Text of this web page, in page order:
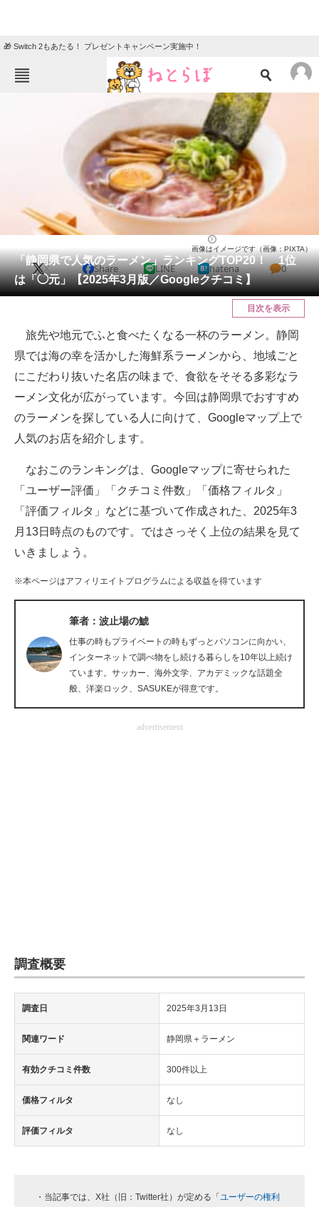
🎁 Switch 2もあたる！ プレゼントキャンペーン実施中！
クイズ
地域
教育・育児
会員記事
メディア
ITの今と未来を見通す
スマホと通信の最新トレンド
進化するPCとデバイスの未来
好きが集まる 比べて選べる
ビジネスと働き方のヒント
企業ITのトレンドを詳説
ITエンジニア向け専門サイト
企業向けIT製品の総合サイト
IT製品の技術・比較・事例
「静岡県で人気のラーメン」ランキングTOP20！ 1位
は「◯元」【2025年3月版／Googleクチコミ】
画像はイメージです（画像：PIXTA）
X Share LINE hatena 0
目次を表示
旅先や地元でふと食べたくなる一杯のラーメン。静岡
県では海の幸を活かした海鮮系ラーメンから、地域ごと
にこだわり抜いた名店の味まで、食欲をそそる多彩なラ
ーメン文化が広がっています。今回は静岡県でおすすめ
のラーメンを探している人に向けて、Googleマップ上で
人気のお店を紹介します。
なおこのランキングは、Googleマップに寄せられた
「ユーザー評価」「クチコミ件数」「価格フィルタ」
「評価フィルタ」などに基づいて作成された、2025年3
月13日時点のものです。ではさっそく上位の結果を見て
いきましょう。
※本ページはアフィリエイトプログラムによる収益を得ています
筆者：波止場の鯱
仕事の時もプライベートの時もずっとパソコンに向かい、
インターネットで調べ物をし続ける暮らしを10年以上続け
ています。サッカー、海外文学、アカデミックな話題全
般、洋楽ロック、SASUKEが得意です。
advertisement
調査概要
調査日 2025年3月13日
関連ワード 静岡県＋ラーメン
有効クチコミ件数 300件以上
価格フィルタ なし
評価フィルタ なし
・当記事では、X社（旧：Twitter社）が定める「 ユーザーの権利